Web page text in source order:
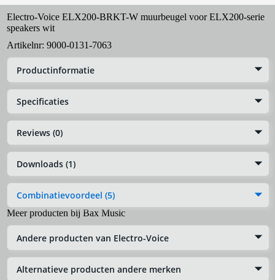
Electro-Voice ELX200-BRKT-W muurbeugel voor ELX200-serie
speakers wit
Artikelnr: 9000-0131-7063
Productinformatie
Specificaties
Reviews (0)
Downloads (1)
Combinatievoordeel (5)
Meer producten bij Bax Music
Andere producten van Electro-Voice
Alternatieve producten andere merken